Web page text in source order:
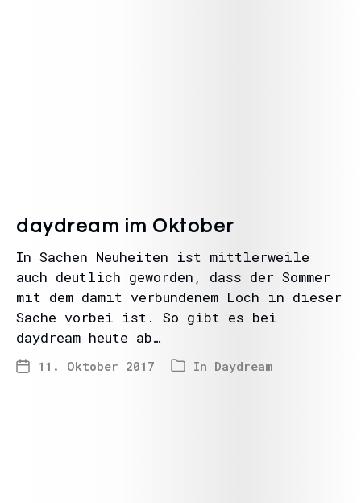
daydream im Oktober
In Sachen Neuheiten ist mittlerweile
auch deutlich geworden, dass der Sommer
mit dem damit verbundenem Loch in dieser
Sache vorbei ist. So gibt es bei
daydream heute ab…
11. Oktober 2017 In Daydream